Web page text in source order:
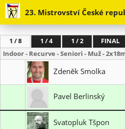
23. Mistrovství České
1 / 8 1 / 4 1 / 2
FINAL
Indoor - Recurve - Seniori - Muž -
Zdeněk Smolka
Pavel Berlinský
LO TJ Start Brno
Svatopluk Tšpon